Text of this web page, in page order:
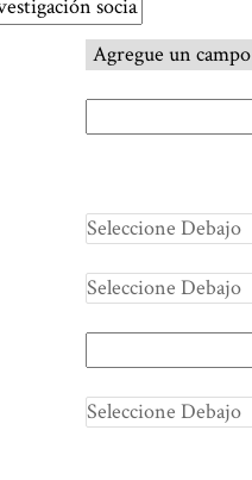
Agregue un campo